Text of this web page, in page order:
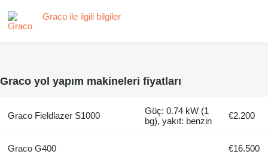
Graco ile ilgili bilgiler
Graco yol yapım makineleri fiyatları
Graco Fieldlazer S1000
Güç: 0.74 kW (1
bg), yakıt: benzin
€2.200
Graco G400 €16.500